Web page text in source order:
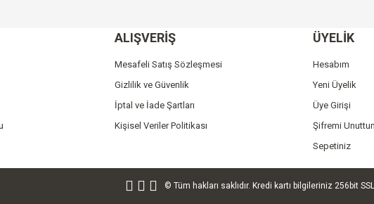
bozuk veya görüntülenemiyor.
ALIŞVERİŞ
Mesafeli Satış Sözleşmesi
Gizlilik ve Güvenlik
İptal ve İade Şartları
Kişisel Veriler Politikası
ÜYELİK
Hesabım
Yeni Üyelik
Üye Girişi
Şifremi
Sepetiniz
© Tüm hakları saklıdır. Kredi kartı bilgileriniz 256bit